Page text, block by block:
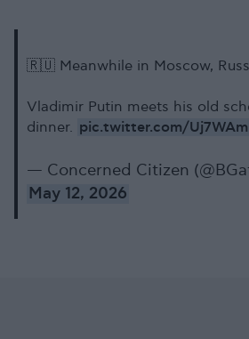
🇷🇺 Meanwhile in Moscow,
Vladimir Putin meets his old
dinner. pic.twitter.com/
— Concerned Citizen
May 12, 2026